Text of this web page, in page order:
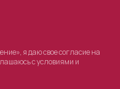
я даю свое согласие на
с условиями и